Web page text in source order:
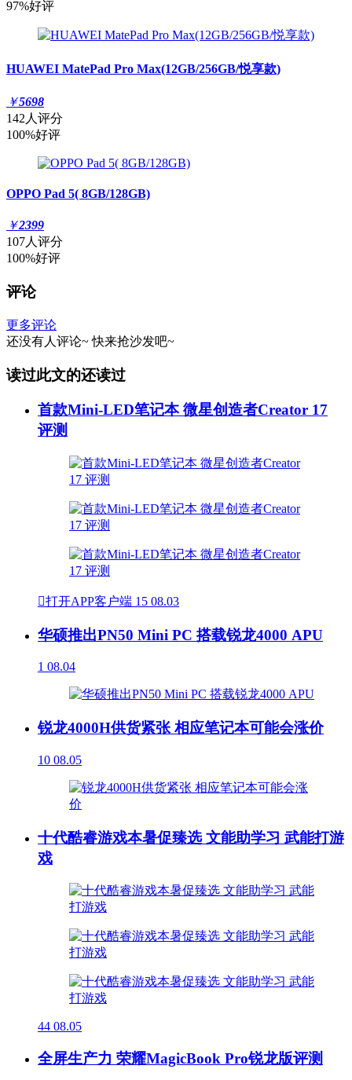
97%好评
HUAWEI MatePad Pro Max(12GB/256GB/悦享款)
￥5698
142人评分
100%好评
OPPO Pad 5( 8GB/128GB)
￥2399
107人评分
100%好评
评论
更多评论
还没有人评论~ 快来抢沙发吧~
读过此文的还读过
首款Mini-LED笔记本 微星创造者Creator 17
评测
打开APP客户端 15 08.03
华硕推出PN50 Mini PC 搭载锐龙4000 APU
1 08.04
锐龙4000H供货紧张 相应笔记本可能会涨价
10 08.05
十代酷睿游戏本暑促臻选 文能助学习 武能打游
戏
44 08.05
全屏生产力 荣耀MagicBook Pro锐龙版评测